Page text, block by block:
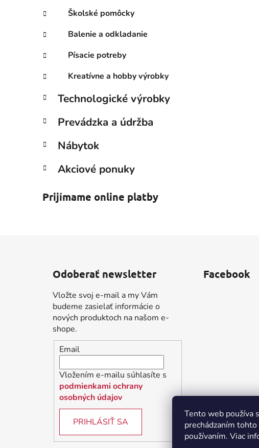
Tento web používa
prechádzaním
používaním. Viac
Školské pomôcky
Balenie a odkladanie
Písacie potreby
Kreatívne a hobby výrobky
Technologické výrobky
Prevádzka a údržba
Nábytok
Akciové ponuky
Prijímame online platby
Odoberať newsletter
Vložte svoj e-mail a my Vám
budeme zasielať informácie o
nových produktoch na našom e-
shope.
Email
Vložením e-mailu súhlasíte s
podmienkami ochrany
osobných údajov
PRIHLÁSIŤ SA
Facebook